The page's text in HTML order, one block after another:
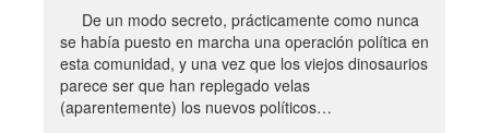
De un modo secreto, prácticamente como nunca
se había puesto en marcha una operación política en
esta comunidad, y una vez que los viejos dinosaurios
parece ser que han replegado velas
(aparentemente) los nuevos políticos…